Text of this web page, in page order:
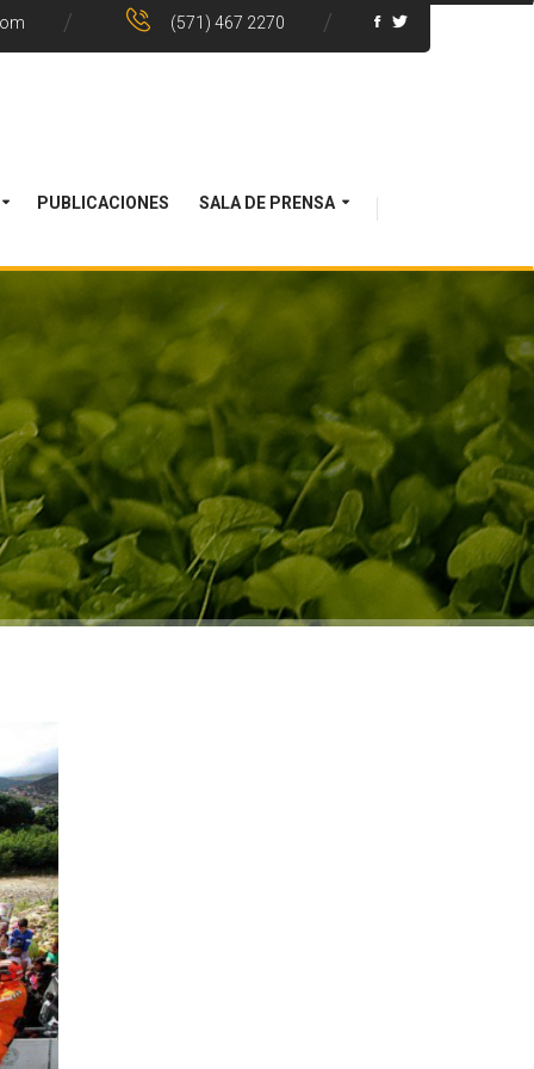
(571) 467 2270
PUBLICACIONES SALA DE PRENSA